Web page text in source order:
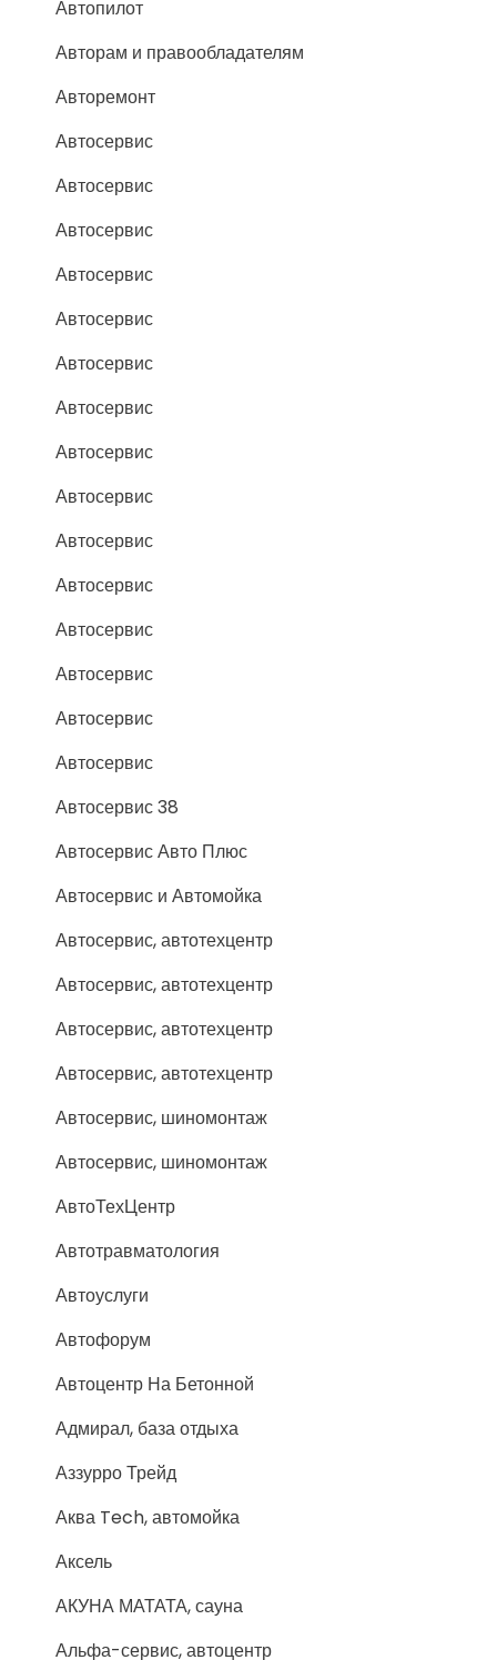
Автопилот
Авторам и правообладателям
Авторемонт
Автосервис
Автосервис
Автосервис
Автосервис
Автосервис
Автосервис
Автосервис
Автосервис
Автосервис
Автосервис
Автосервис
Автосервис
Автосервис
Автосервис
Автосервис
Автосервис 38
Автосервис Авто Плюс
Автосервис и Автомойка
Автосервис, автотехцентр
Автосервис, автотехцентр
Автосервис, автотехцентр
Автосервис, автотехцентр
Автосервис, шиномонтаж
Автосервис, шиномонтаж
АвтоТехЦентр
Автотравматология
Автоуслуги
Автофорум
Автоцентр На Бетонной
Адмирал, база отдыха
Аззурро Трейд
Аква Tech, автомойка
Аксель
АКУНА МАТАТА, сауна
Альфа-сервис, автоцентр